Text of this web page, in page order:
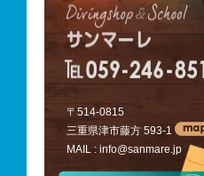
〒514-0815
三重県津市藤方 593-1
MAIL : info@sanmare.jp